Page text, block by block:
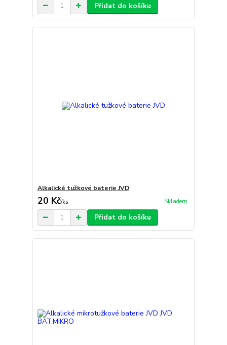
Přidat do košíku
Alkalické tužkové baterie JVD
20 Kč/ks Skladem
Přidat do košíku